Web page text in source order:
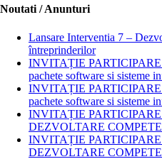
Noutati / Anunturi
Lansare Interventia 7 –
întreprinderilor
INVITAȚIE PARTICIPARE
pachete software si sisteme
INVITAȚIE PARTICIPARE
pachete software si sisteme
INVITAȚIE
DEZVOLTARE
INVITAȚIE
DEZVOLTARE